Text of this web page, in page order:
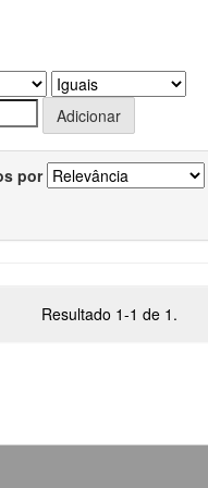
por
Resultado 1-1 de 1.